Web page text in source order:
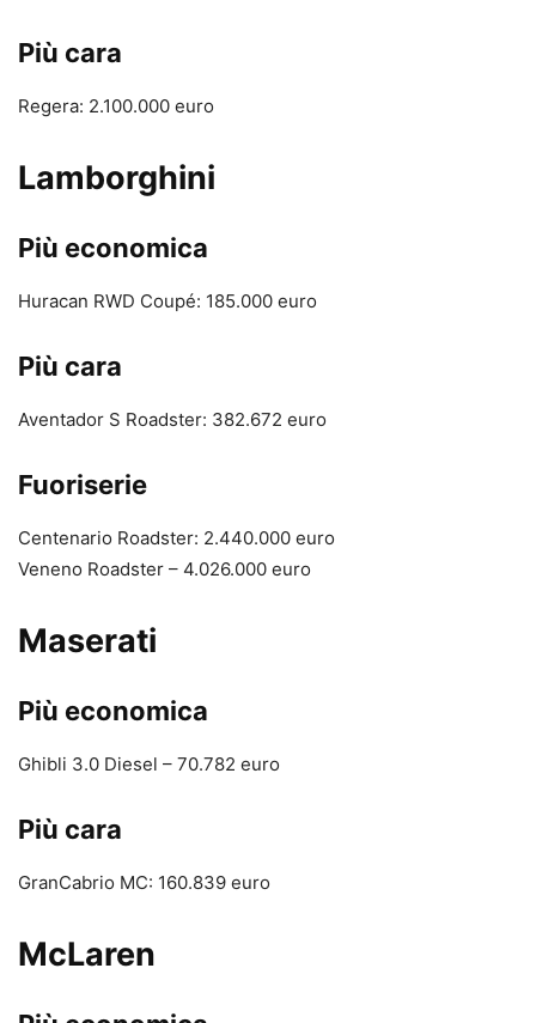
Più cara
Regera: 2.100.000 euro
Lamborghini
Più economica
Huracan RWD Coupé: 185.000 euro
Più cara
Aventador S Roadster: 382.672 euro
Fuoriserie
Centenario Roadster: 2.440.000 euro
Veneno Roadster – 4.026.000 euro
Maserati
Più economica
Ghibli 3.0 Diesel – 70.782 euro
Più cara
GranCabrio MC: 160.839 euro
McLaren